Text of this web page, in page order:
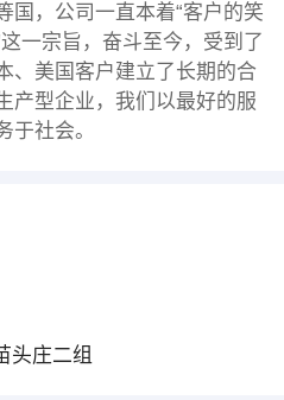
国，公司一直本着“客户的笑
一宗旨，奋斗至今，受到了
、美国客户建立了长期的合
产型企业，我们以最好的服
于社会。
头庄二组